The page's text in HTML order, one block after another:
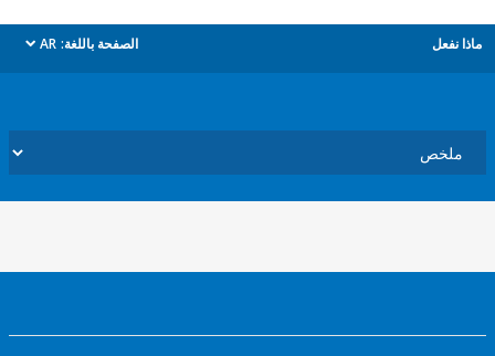
الصفحة باللغة: AR
dropdown